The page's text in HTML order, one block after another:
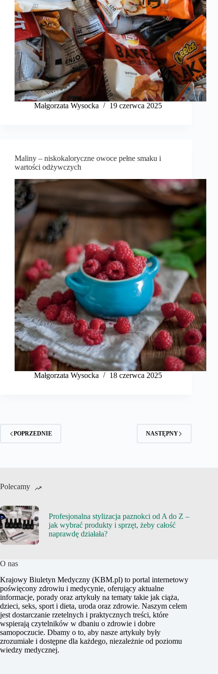
Małgorzata Wysocka 19 czerwca 2025
Maliny – niskokaloryczne owoce pełne smaku i
wartości odżywczych
Małgorzata Wysocka 18 czerwca 2025
POPRZEDNIE NASTĘPNY
Polecamy
Profesjonalna stylizacja paznokci od A do Z –
jak wybrać produkty i sprzęt, żeby całość
naprawdę działała?
O nas
Krajowy Biuletyn Medyczny (KBM.pl) to portal internetowy
poświęcony zdrowiu i medycynie, oferujący aktualne
informacje, porady oraz artykuły na tematy takie jak ciąża,
dzieci, seks, sport i dieta, uroda oraz zdrowie. Naszym celem
jest dostarczanie rzetelnych i praktycznych treści, które
wspierają czytelników w dbaniu o zdrowie i dobre
samopoczucie. Dbamy o to, aby nasze artykuły były
zrozumiałe i dostępne dla każdego, niezależnie od poziomu
wiedzy medycznej.